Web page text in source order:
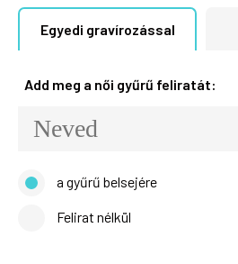
Egyedi gravírozással
Add meg a női gyűrű feliratát:
a gyűrű belsejére
Felirat nélkül